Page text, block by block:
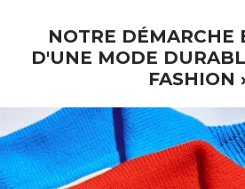
NOTRE DÉMARCHE
D'UNE MODE
FASHION